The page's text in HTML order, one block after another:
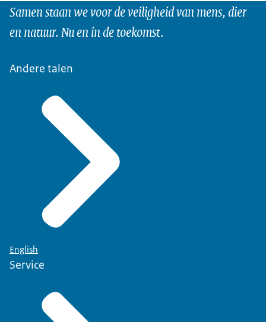
Samen staan we voor de veiligheid van mens, dier
en natuur. Nu en in de toekomst.
Andere talen
English
Service